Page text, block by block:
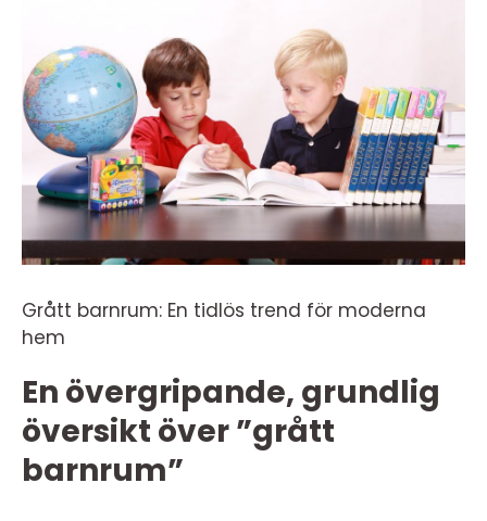
Grått barnrum: En tidlös trend för moderna
hem
En övergripande, grundlig
översikt över ”grått
barnrum”